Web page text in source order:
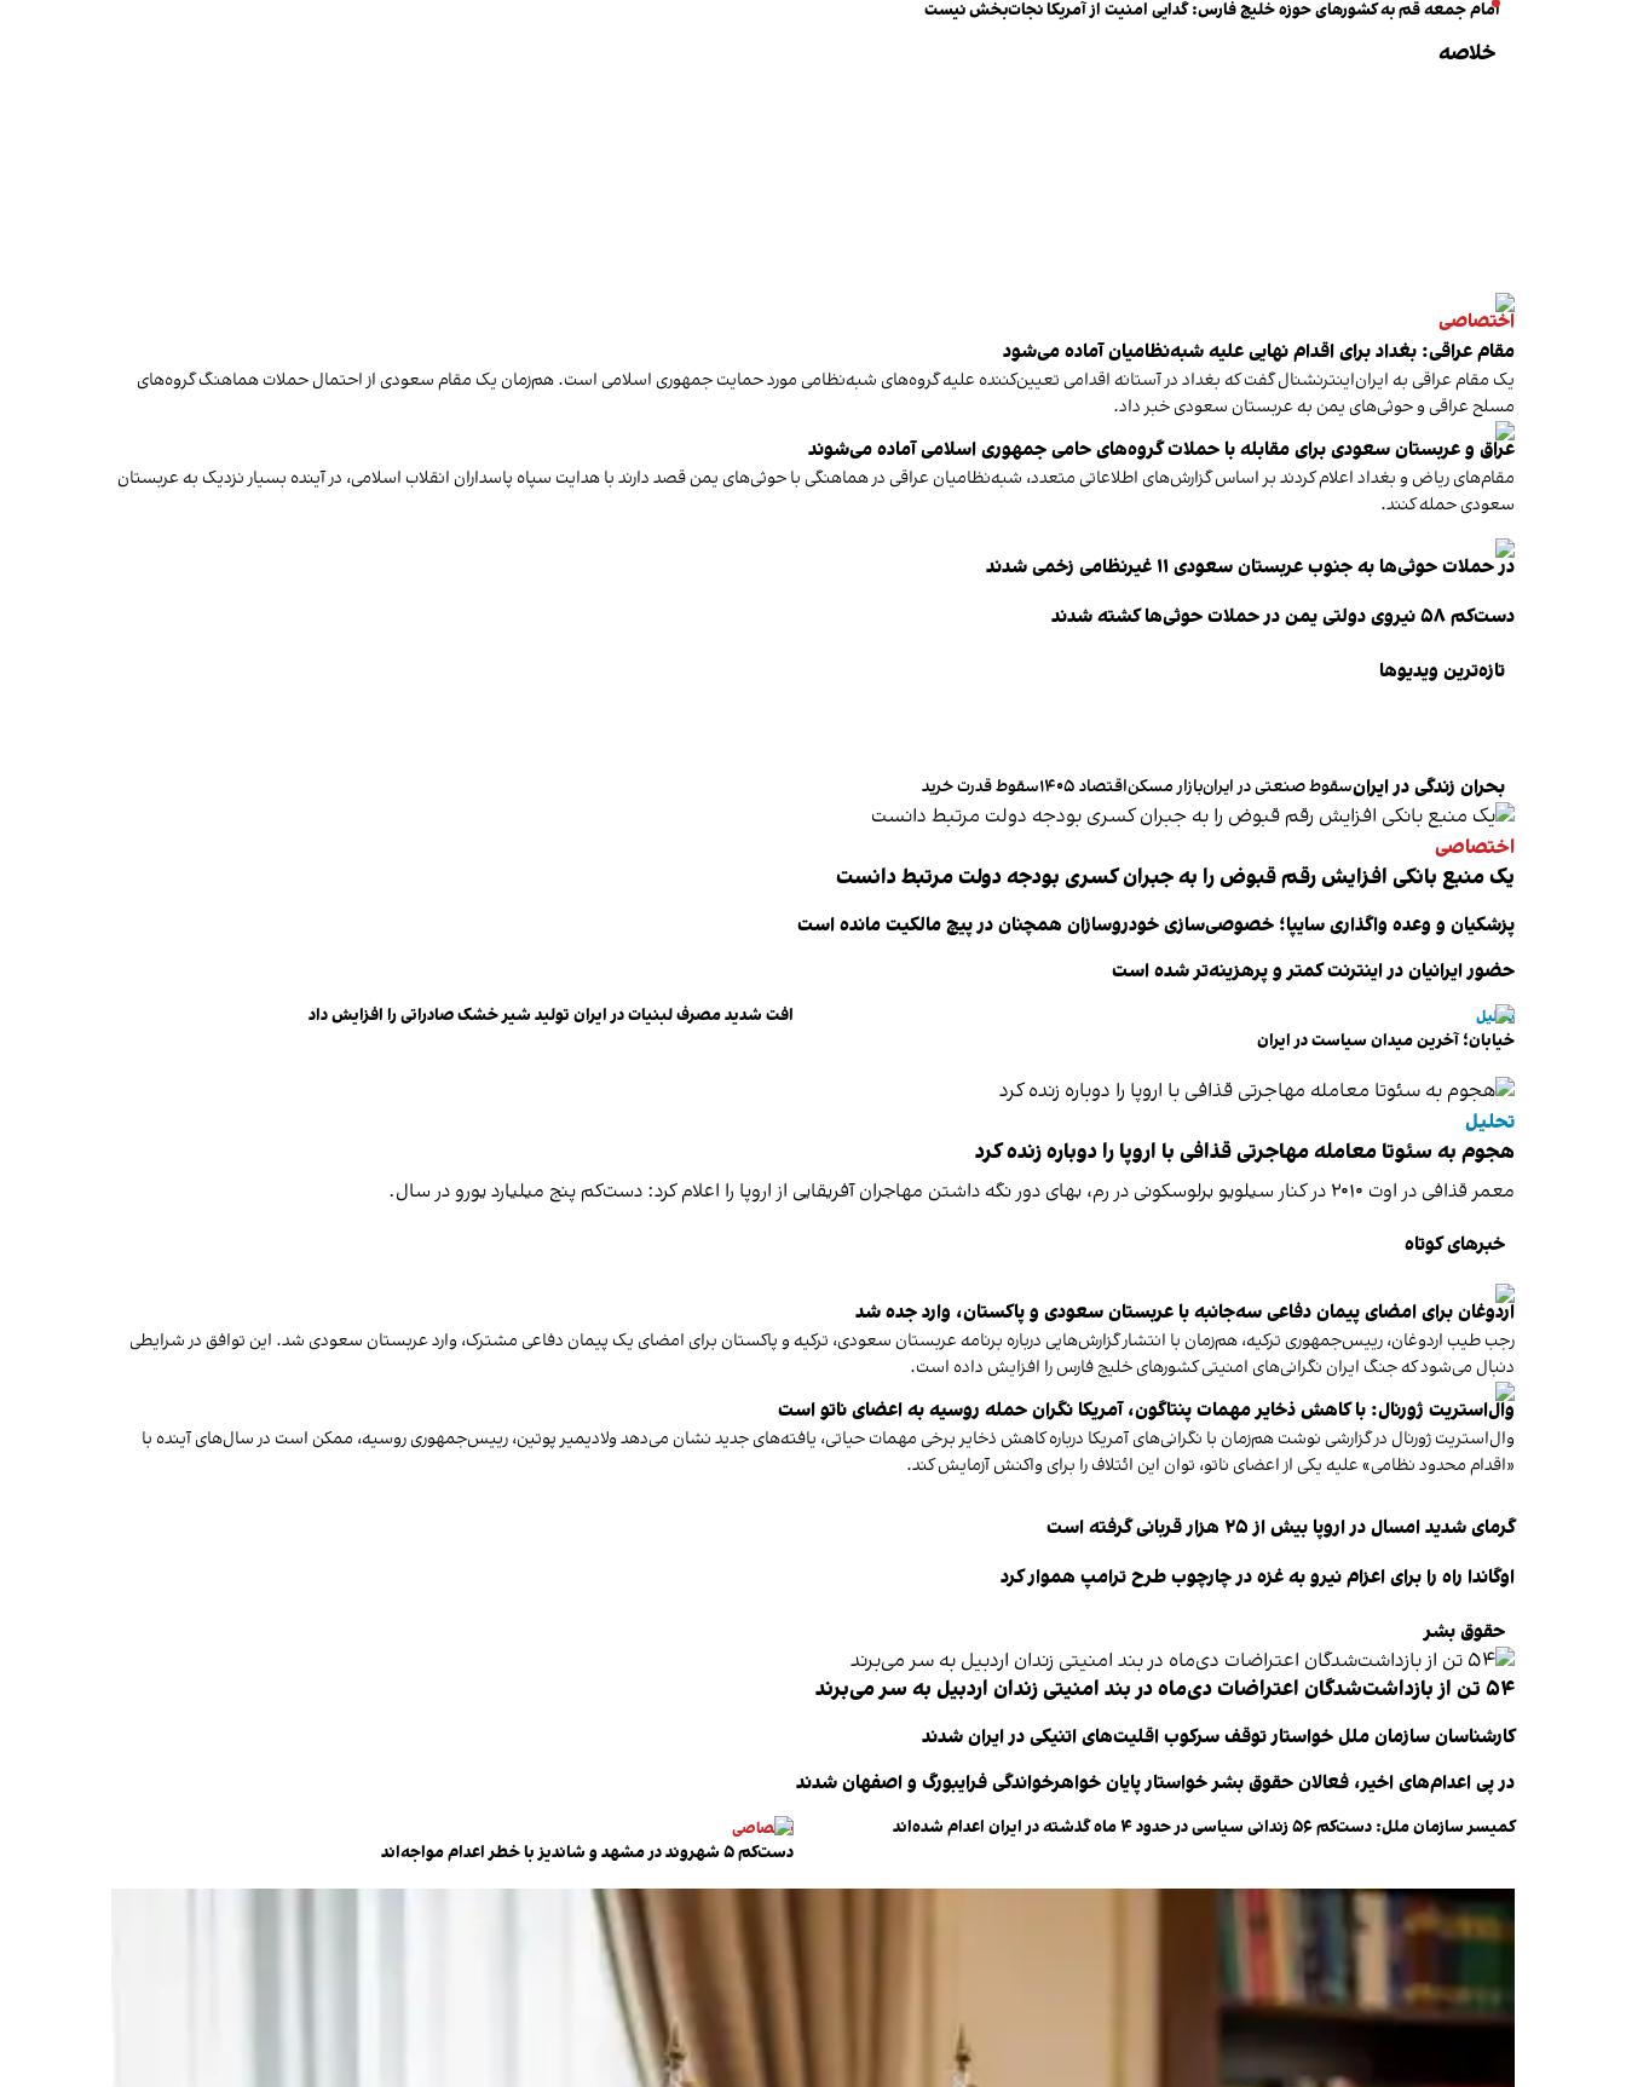
خلاصه
امام جمعه قم به کشورهای حوزه خلیج فارس: گدایی امنیت از آمریکا نجات‌بخش نیست
اختصاصی
مقام عراقی: بغداد برای اقدام نهایی علیه شبه‌نظامیان آماده می‌شود
یک مقام عراقی به ایران‌اینترنشنال گفت که بغداد در آستانه اقدامی تعیین‌کننده علیه گروه‌های شبه‌نظامی مورد حمایت جمهوری اسلامی است. هم‌زمان یک مقام سعودی از احتمال حملات هماهنگ گروه‌های
مسلح عراقی و حوثی‌های یمن به عربستان سعودی خبر داد.
عراق و عربستان سعودی برای مقابله با حملات گروه‌های حامی جمهوری اسلامی آماده می‌شوند
مقام‌های ریاض و بغداد اعلام کردند بر اساس گزارش‌های اطلاعاتی متعدد، شبه‌نظامیان عراقی در هماهنگی با حوثی‌های یمن قصد دارند با هدایت سپاه پاسداران انقلاب اسلامی، در آینده بسیار نزدیک به عربستان
سعودی حمله کنند.
در حملات حوثی‌ها به جنوب عربستان سعودی ۱۱ غیرنظامی زخمی شدند
دست‌کم ۵۸ نیروی دولتی یمن در حملات حوثی‌ها کشته شدند
تازه‌ترین ویدیو‌ها
بحران زندگی در ایرانسقوط صنعتی در ایرانبازار مسکناقتصاد ۱۴۰۵ سقوط قدرت خرید
اختصاصی
یک منبع بانکی افزایش رقم قبوض را به جبران کسری بودجه دولت مرتبط دانست
پزشکیان و وعده واگذاری سایپا؛ خصوصی‌سازی خودروسازان همچنان در پیچ مالکیت مانده است
حضور ایرانیان در اینترنت کمتر و پرهزینه‌تر شده است
تحلیل
خیابان؛ آخرین میدان سیاست در ایران
افت شدید مصرف لبنیات در ایران تولید شیر خشک صادراتی را افزایش داد
تحلیل
هجوم به سئوتا معامله مهاجرتی قذافی با اروپا را دوباره زنده کرد
معمر قذافی در اوت ۲۰۱۰ در کنار سیلویو برلوسکونی در رم، بهای دور نگه داشتن مهاجران آفریقایی از اروپا را اعلام کرد: دست‌کم پنج میلیارد یورو در سال.
خبرهای کوتاه
اردوغان برای امضای پیمان دفاعی سه‌جانبه با عربستان سعودی و پاکستان، وارد جده شد
رجب طیب اردوغان، رییس‌جمهوری ترکیه، هم‌زمان با انتشار گزارش‌هایی درباره برنامه عربستان سعودی، ترکیه و پاکستان برای امضای یک پیمان دفاعی مشترک، وارد عربستان سعودی شد. این توافق در شرایطی
دنبال می‌شود که جنگ ایران نگرانی‌های امنیتی کشورهای خلیج فارس را افزایش داده است.
وال‌استریت ژورنال: با کاهش ذخایر مهمات پنتاگون، آمریکا نگران حمله روسیه به اعضای ناتو‌ است
وال‌استریت ژورنال در گزارشی نوشت هم‌زمان با نگرانی‌های آمریکا درباره کاهش ذخایر برخی مهمات حیاتی، یافته‌های جدید نشان می‌دهد ولادیمیر پوتین، رییس‌جمهوری روسیه، ممکن است در سال‌های آینده با
«اقدام محدود نظامی» علیه یکی از اعضای ناتو، توان این ائتلاف را برای واکنش آزمایش کند.
گرمای شدید امسال در اروپا بیش از ۲۵ هزار قربانی گرفته است
اوگاندا راه را برای اعزام نیرو به غزه در چارچوب طرح ترامپ هموار کرد
حقوق بشر
۵۴ تن از بازداشت‌شدگان اعتراضات دی‌ماه در بند امنیتی زندان اردبیل به سر می‌برند
کارشناسان سازمان ملل خواستار توقف سرکوب اقلیت‌های اتنیکی در ایران شدند
در پی اعدام‌های اخیر، فعالان حقوق بشر خواستار پایان خواهرخواندگی فرایبورگ و اصفهان شدند
کمیسر سازمان ملل: دست‌کم ۵۶ زندانی سیاسی در حدود ۴ ماه گذشته در ایران اعدام شده‌اند اختصاصی
دست‌کم ۵ شهروند در مشهد و شاندیز با خطر اعدام مواجه‌اند